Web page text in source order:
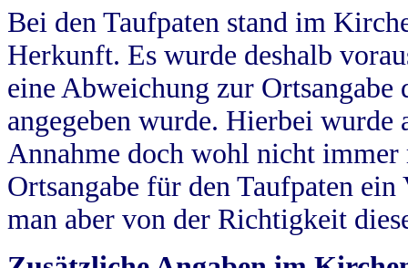
Bei den Taufpaten stand im
Herkunft. Es wurde deshalb
eine Abweichung zur
angegeben wurde. Hierbei wurde
Annahme doch wohl nicht
Ortsangabe für den Taufpaten
man aber von der Richtigkeit